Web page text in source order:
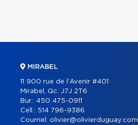
MIRABEL
11 900 rue de l'Avenir #401
Mirabel, Qc. J7J 2T6
Bur.: 450 475-0911
Cell.: 514 796-9386
Courriel: olivier@olivierduguay.com